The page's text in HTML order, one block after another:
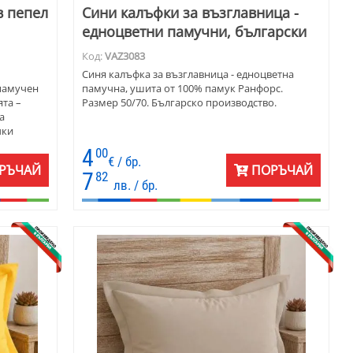
пепел
–
Сини калъфки за възглавница -
едноцветни памучни, български
Код:VAZ3083
Синя калъфка за възглавница - едноцветна
памучна, ушита от 100% памук Ранфорс.
Размер 50/70. Българско производство.
4 00
€ / бр.
7 82
лв. / бр.
ПОРЪЧАЙ